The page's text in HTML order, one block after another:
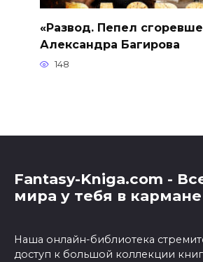
«Развод. Пепел
Александра Багирова
148
Fantasy-Kniga.com -
мира у тебя в кармане
Наша онлайн-библиотека
доступ к большой коллекции